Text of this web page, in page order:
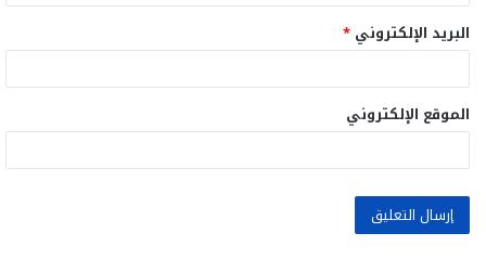
البريد الإلكتروني *
الموقع الإلكتروني